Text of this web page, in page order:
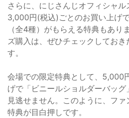
さらに、にじさんじオフィシャル
3,000円(税込)ごとのお買い上げ
（全4種）がもらえる特典もあり
ズ購入は、ぜひチェックしてお
す。
会場での限定特典として、5,000
げで「ビニールショルダーバッ
見逃せません。このように、フ
特典が目白押しです。